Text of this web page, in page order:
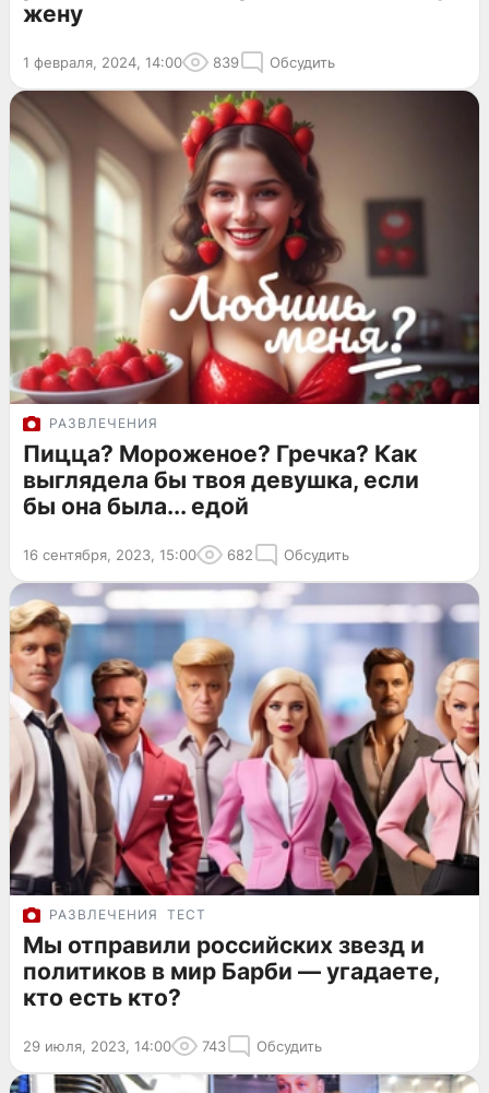
жену
1 февраля, 2024, 14:00 839 Обсудить
РАЗВЛЕЧЕНИЯ
Пицца? Мороженое? Гречка? Как
выглядела бы твоя девушка, если
бы она была... едой
16 сентября, 2023, 15:00 682 Обсудить
РАЗВЛЕЧЕНИЯ ТЕСТ
Мы отправили российских звезд и
политиков в мир Барби — угадаете,
кто есть кто?
29 июля, 2023, 14:00 743 Обсудить